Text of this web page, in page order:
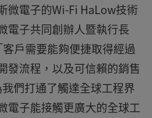
微電子的Wi-Fi HaLow技術
電子共同創辦人暨執行長
戶需要能夠便捷取得經過
發流程，以及可信賴的銷售
們打通了觸達全球工程界
電子能接觸更廣大的全球工